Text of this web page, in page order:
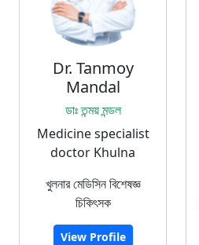
Dr. Tanmoy
Mandal
ডাঃ তন্ময় মন্ডল
Medicine specialist
doctor Khulna
খুলনার মেডিসিন বিশেষজ্ঞ
চিকিৎসক
View Profile